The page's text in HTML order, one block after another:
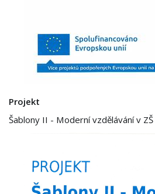
Projekt
Šablony II - Moderní vzdělávání v